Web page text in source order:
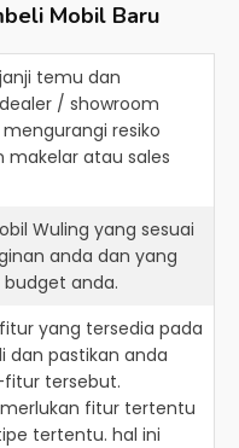
Mobil Baru
temu dan
/ showroom
resiko
makelar atau sales
Wuling yang sesuai
anda dan yang
anda.
yang tersedia pada
dan pastikan anda
tersebut.
fitur tertentu
tertentu. hal ini